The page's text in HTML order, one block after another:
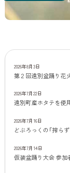
2026年8月3日
第２回遠別盆踊り花
2026年7月22日
遠別町産ホタテを使
2026年7月16日
どぶろっくの「搾ら
2026年7月14日
仮装盆踊り大会 参加